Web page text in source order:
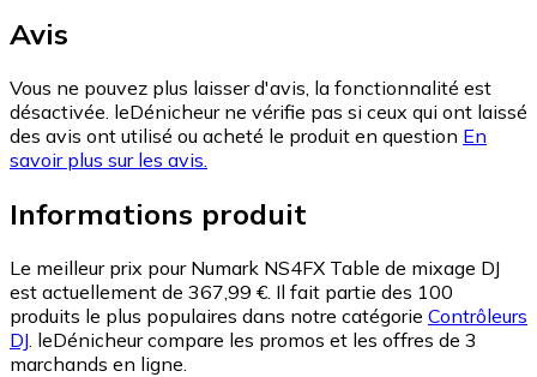
Avis
Vous ne pouvez plus laisser d'avis, la fonctionnalité est
désactivée. leDénicheur ne vérifie pas si ceux qui ont laissé
des avis ont utilisé ou acheté le produit en question En
savoir plus sur les avis.
Informations produit
Le meilleur prix pour Numark NS4FX Table de mixage DJ
est actuellement de 367,99 €. Il fait partie des 100
produits le plus populaires dans notre catégorie Contrôleurs
DJ leDénicheur compare les promos et les offres de 3
marchands en ligne.